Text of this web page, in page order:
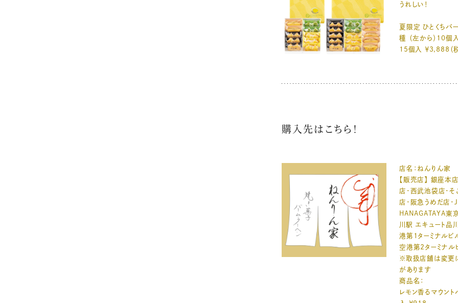
うれしい！
夏限定 ひとくちバ
種 （左から）10個
15個入 ￥3,888（
購入先はこちら！
店名：ねんりん家
【販売店】 銀座本
店・西武池袋店・
店・阪急うめだ店
HANAGATAYA東
川駅 エキュート品
港第1ターミナルビ
空港第2ターミナル
※取扱店舗は変更
があります
商品名：
レモン香るマウン